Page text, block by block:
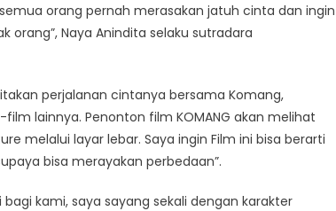
orang pernah merasakan jatuh cinta dan ingin
Naya Anindita selaku sutradara
perjalanan cintanya bersama Komang,
lainnya. Penonton film KOMANG akan melihat
melalui layar lebar. Saya ingin Film ini bisa berarti
bisa merayakan perbedaan”.
kami, saya sayang sekali dengan karakter